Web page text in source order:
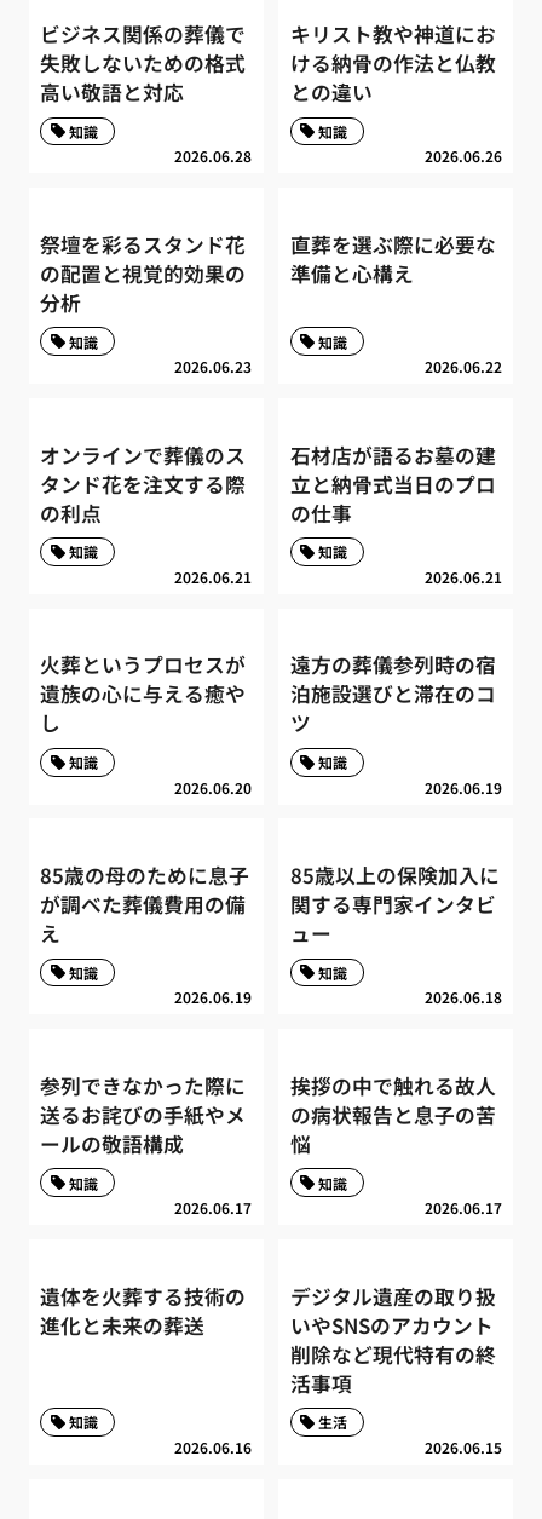
ビジネス関係の葬儀で
失敗しないための格式
高い敬語と対応
2026.06.28
知識
キリスト教や神道にお
ける納骨の作法と仏教
との違い
2026.06.26
知識
祭壇を彩るスタンド花
の配置と視覚的効果の
分析
2026.06.23
知識
直葬を選ぶ際に必要な
準備と心構え
2026.06.22
知識
オンラインで葬儀のス
タンド花を注文する際
の利点
2026.06.21
知識
石材店が語るお墓の建
立と納骨式当日のプロ
の仕事
2026.06.21
知識
火葬というプロセスが
遺族の心に与える癒や
し
2026.06.20
知識
遠方の葬儀参列時の宿
泊施設選びと滞在のコ
ツ
2026.06.19
知識
85歳の母のために息子
が調べた葬儀費用の備
え
2026.06.19
知識
85歳以上の保険加入に
関する専門家インタビ
ュー
2026.06.18
知識
参列できなかった際に
送るお詫びの手紙やメ
ールの敬語構成
2026.06.17
知識
挨拶の中で触れる故人
の病状報告と息子の苦
悩
2026.06.17
知識
遺体を火葬する技術の
進化と未来の葬送
2026.06.16
知識
デジタル遺産の取り扱
いやSNSのアカウント
削除など現代特有の終
活事項
2026.06.15
生活